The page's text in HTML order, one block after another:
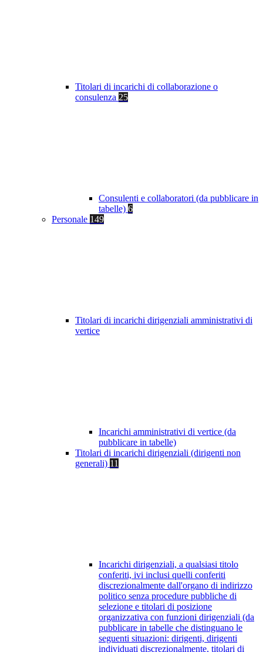
Titolari di incarichi di collaborazione o
consulenza 25
Consulenti e collaboratori (da pubblicare in
tabelle) 6
Personale 149
Titolari di incarichi dirigenziali amministrativi di
vertice
Incarichi amministrativi di vertice (da
pubblicare in tabelle)
Titolari di incarichi dirigenziali (dirigenti non
generali) 11
Incarichi dirigenziali, a qualsiasi titolo
conferiti, ivi inclusi quelli conferiti
discrezionalmente dall'organo di indirizzo
politico senza procedure pubbliche di
selezione e titolari di posizione
organizzativa con funzioni dirigenziali (da
pubblicare in tabelle che distinguano le
seguenti situazioni: dirigenti, dirigenti
individuati discrezionalmente, titolari di